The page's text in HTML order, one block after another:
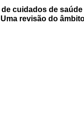
cuidados de saúde
revisão do